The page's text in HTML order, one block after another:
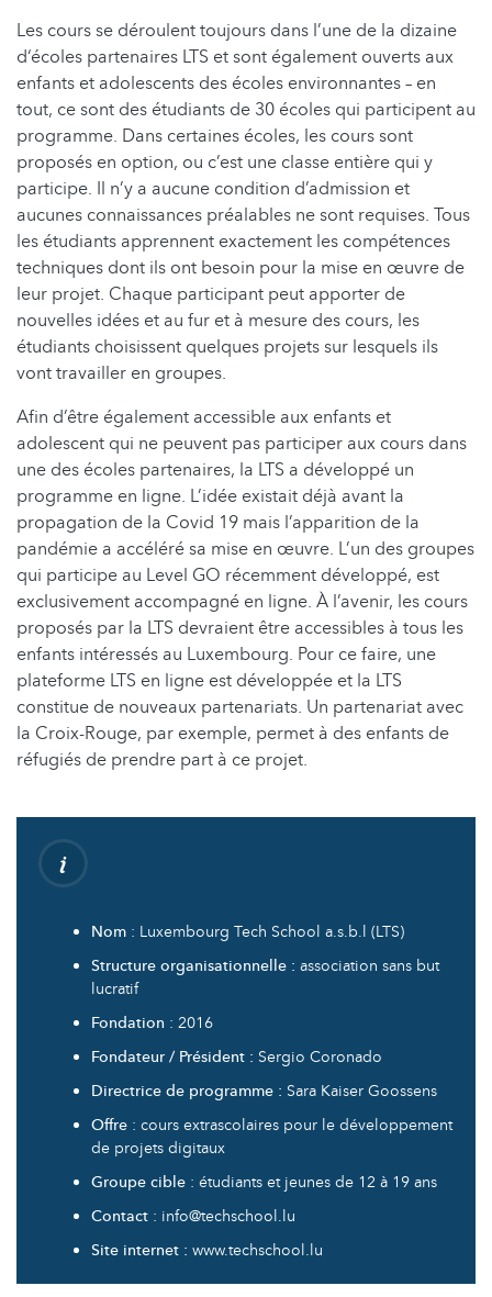
Les cours se déroulent toujours dans l’une de la dizaine
d‘écoles partenaires LTS et sont également ouverts aux
enfants et adolescents des écoles environnantes – en
tout, ce sont des étudiants de 30 écoles qui participent au
programme. Dans certaines écoles, les cours sont
proposés en option, ou c’est une classe entière qui y
participe. Il n’y a aucune condition d’admission et
aucunes connaissances préalables ne sont requises. Tous
les étudiants apprennent exactement les compétences
techniques dont ils ont besoin pour la mise en œuvre de
leur projet. Chaque participant peut apporter de
nouvelles idées et au fur et à mesure des cours, les
étudiants choisissent quelques projets sur lesquels ils
vont travailler en groupes.
Afin d’être également accessible aux enfants et
adolescent qui ne peuvent pas participer aux cours dans
une des écoles partenaires, la LTS a développé un
programme en ligne. L’idée existait déjà avant la
propagation de la Covid 19 mais l’apparition de la
pandémie a accéléré sa mise en œuvre. L’un des groupes
qui participe au Level GO récemment développé, est
exclusivement accompagné en ligne. À l’avenir, les cours
proposés par la LTS devraient être accessibles à tous les
enfants intéressés au Luxembourg. Pour ce faire, une
plateforme LTS en ligne est développée et la LTS
constitue de nouveaux partenariats. Un partenariat avec
la Croix-Rouge, par exemple, permet à des enfants de
réfugiés de prendre part à ce projet.
Nom : Luxembourg Tech School a.s.b.l (LTS)
Structure organisationnelle : association sans but
lucratif
Fondation : 2016
Fondateur / Président : Sergio Coronado
Directrice de programme : Sara Kaiser Goossens
Offre : cours extrascolaires pour le développement
de projets digitaux
Groupe cible : étudiants et jeunes de 12 à 19 ans
Contact : info@techschool.lu
Site internet : www.techschool.lu